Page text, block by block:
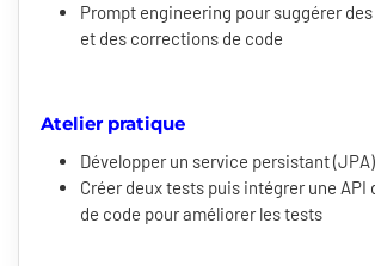
Prompt engineering pour suggérer
et des corrections de code
Atelier pratique
Développer un service persistant (JPA)
Créer deux tests puis intégrer une API
de code pour améliorer les tests